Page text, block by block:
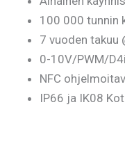
100 000 tunnin
7 vuoden takuu
0-10V/PWM/
NFC
IP66 ja IK08